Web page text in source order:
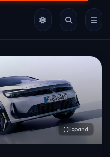
Expand